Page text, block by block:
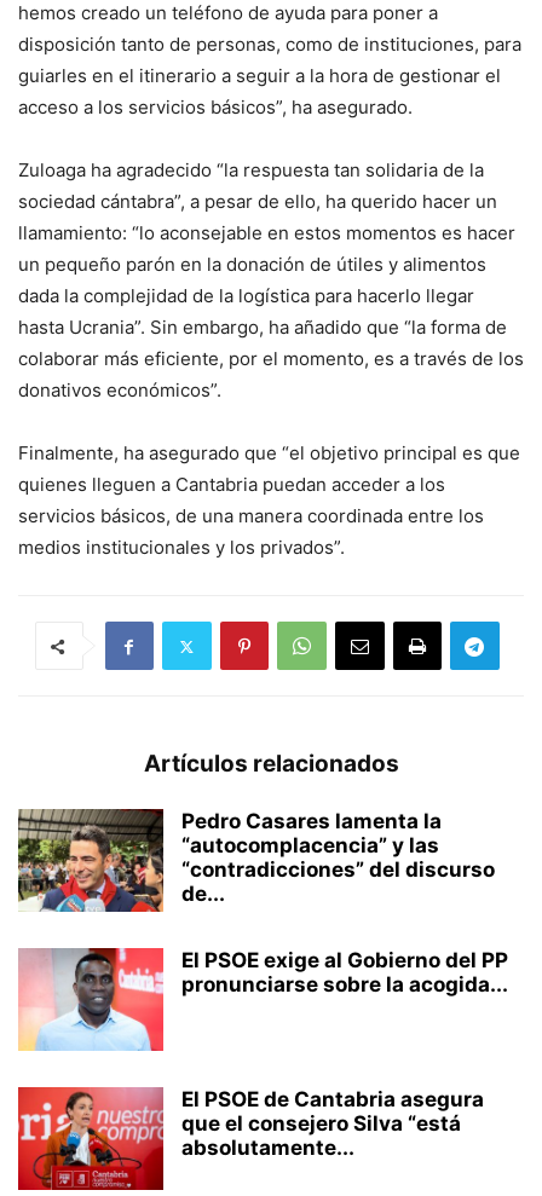
hemos creado un teléfono de ayuda para poner a
disposición tanto de personas, como de instituciones, para
guiarles en el itinerario a seguir a la hora de gestionar el
acceso a los servicios básicos”, ha asegurado.
Zuloaga ha agradecido “la respuesta tan solidaria de la
sociedad cántabra”, a pesar de ello, ha querido hacer un
llamamiento: “lo aconsejable en estos momentos es hacer
un pequeño parón en la donación de útiles y alimentos
dada la complejidad de la logística para hacerlo llegar
hasta Ucrania”. Sin embargo, ha añadido que “la forma de
colaborar más eficiente, por el momento, es a través de los
donativos económicos”.
Finalmente, ha asegurado que “el objetivo principal es que
quienes lleguen a Cantabria puedan acceder a los
servicios básicos, de una manera coordinada entre los
medios institucionales y los privados”.
Artículos relacionados
Pedro Casares lamenta la
“autocomplacencia” y las
“contradicciones” del discurso
de...
El PSOE exige al Gobierno del PP
pronunciarse sobre la acogida...
El PSOE de Cantabria asegura
que el consejero Silva “está
absolutamente...